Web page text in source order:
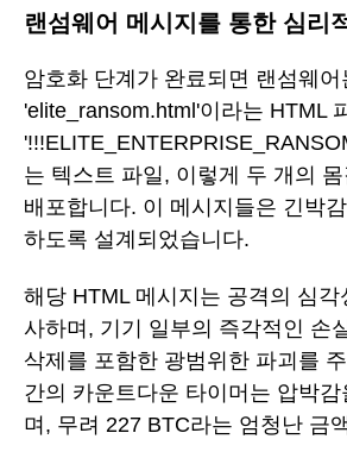
랜섬웨어 메시지를 통한 심리
암호화 단계가 완료되면 랜섬웨어
'elite_ransom.html'이라는 HTML
는 텍스트 파일, 이렇게 두 개의
배포합니다. 이 메시지들은 긴박
하도록 설계되었습니다.
해당 HTML 메시지는 공격의 심
사하며, 기기 일부의 즉각적인 손
삭제를 포함한 광범위한 파괴를
간의 카운트다운 타이머는 압박감
며, 무려 227 BTC라는 엄청난 금